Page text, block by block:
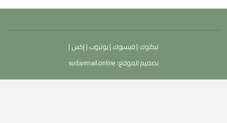
تيكتوك |فيسبوك |يوتيوب |إكس |
تصميم الموقع: sudanmail.online